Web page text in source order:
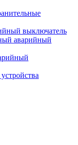
выключатель
аварийный